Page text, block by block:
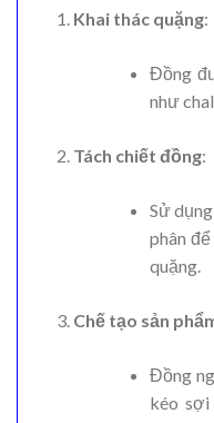
Khai thác quặng:
Đồng
như
Tách chiết đồng:
Sử
phân
quặng.
Chế tạo sản
Đồng
kéo sợi